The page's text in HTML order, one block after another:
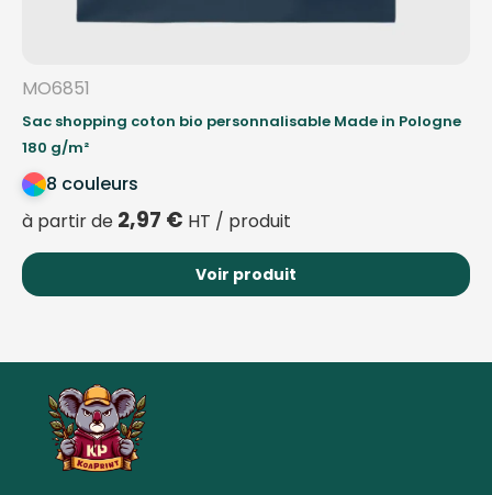
MO6851
Sac shopping coton bio personnalisable Made in Pologne
180 g/m²
8 couleurs
à partir de 2,97 € HT / produit
Voir produit